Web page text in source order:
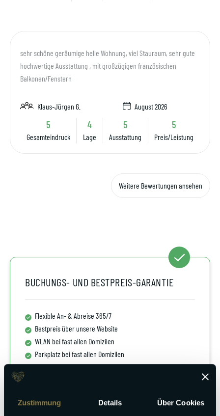
Zustimmung Details Über Cookies
sehr schöne geräumige helle Wohnung, viel Stauraum, sehr gute
hochwertige Ausstattung , mit großzügigen französischen
Balkonen/Fenstern
Klaus-Jürgen G. August 2026
5
Gesamteindruck
4
Lage
5
Ausstattung
5
Preis/Leistung
Weitere Bewertungen ansehen
BUCHUNGS- UND BESTPREIS-GARANTIE
Flexible An- & Abreise 365/7
Bestpreis über unsere Website
WLAN bei fast allen Domizilen
Parkplatz bei fast allen Domizilen
Bettwäsche & Handtüchern inklusive
Küchenerstausstattung inklusive